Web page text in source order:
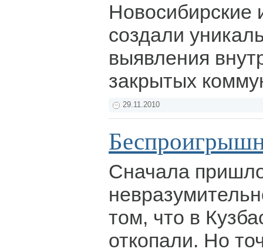
Новосибирские
создали
выявления
закрытых
29.11.2010
Сначала
том, что в
откопали. Но